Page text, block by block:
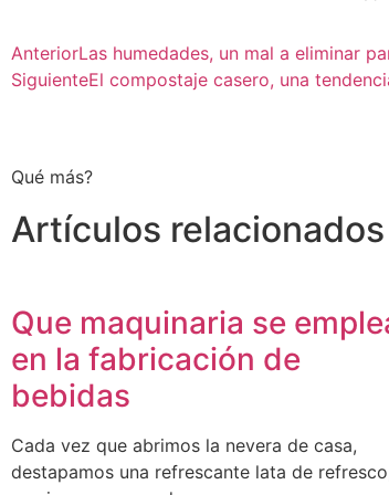
AnteriorLas humedades, un mal a eliminar
SiguienteEl compostaje casero, una
Qué más?
Artículos relacionados
Que maquinaria se
en la fabricación de
bebidas
Cada vez que abrimos la nevera de casa,
destapamos una refrescante lata de